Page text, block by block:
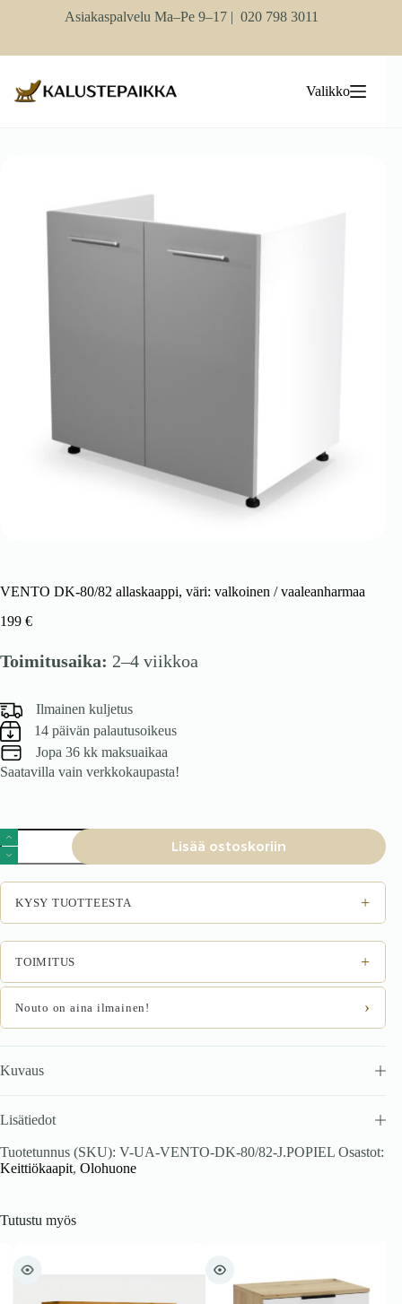
Asiakaspalvelu Ma–Pe 9–17 | 020 798 3011
Valikko
VENTO DK-80/82 allaskaappi, väri: valkoinen / vaaleanharmaa
199 €
Toimitusaika: 2–4 viikkoa
Ilmainen kuljetus
14 päivän palautusoikeus
Jopa 36 kk maksuaikaa
Saatavilla vain verkkokaupasta!
VENTO
DK-
80/82
allaskaappi,
väri:
valkoinen
/
vaaleanharmaa
määrä
Lisää ostoskoriin
KYSY TUOTTEESTA +
TOIMITUS +
Nouto on aina ilmainen! ›
Kuvaus
Lisätiedot
Tuotetunnus (SKU): V-UA-VENTO-DK-80/82-J.POPIEL Osastot:
Keittiökaapit, Olohuone
Tutustu myös